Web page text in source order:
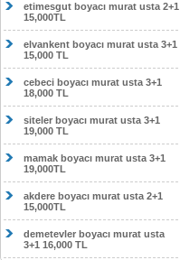
etimesgut boyacı murat usta 2+1
15,000TL
elvankent boyacı murat usta 3+1
15,000 TL
cebeci boyacı murat usta 3+1
18,000 TL
siteler boyacı murat usta 3+1
19,000 TL
mamak boyacı murat usta 3+1
19,000TL
akdere boyacı murat usta 2+1
15,000TL
demetevler boyacı murat usta
3+1 16,000 TL